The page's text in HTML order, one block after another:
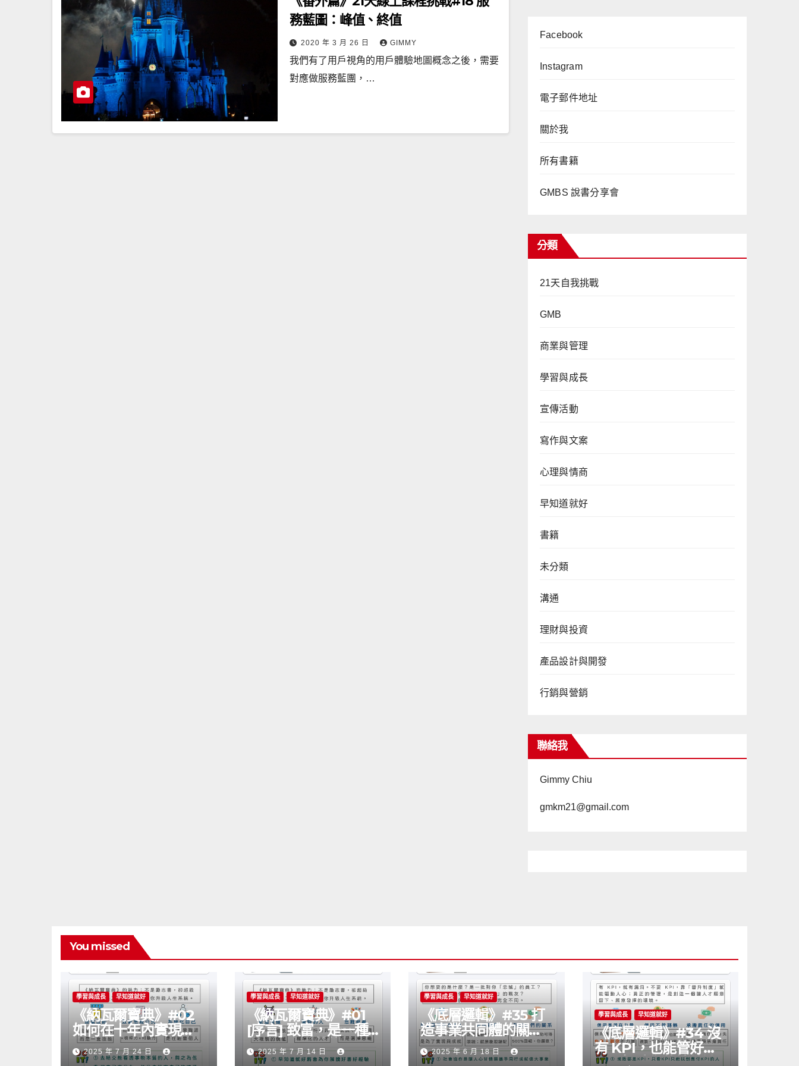
務藍圖：峰值、終值
2020 年 3 月 26 日 GIMMY
我們有了用戶視角的用戶體驗地圖概念之後，需要
對應做服務藍團，…
Facebook
Instagram
電子郵件地址
關於我
所有書籍
GMBS 說書分享會
分類
21天自我挑戰
GMB
商業與管理
學習與成長
宣傳活動
寫作與文案
心理與情商
早知道就好
書籍
未分類
溝通
理財與投資
產品設計與開發
行銷與營銷
聯絡我
Gimmy Chiu
gmkm21@gmail.com
You missed
學習與成長 早知道就好
《納瓦爾寶典》#02
如何在十年內實現自
主富有？
2025 年 7 月 24 日
學習與成長 早知道就好
《納瓦爾寶典》#01
[序言] 致富，是一種
可以學會的技能嗎？
2025 年 7 月 14 日
學習與成長 早知道就好
《底層邏輯》#35 打
造事業共同體的關鍵
思維
2025 年 6 月 18 日
學習與成長 早知道就好
《底層邏輯》#34 沒
有 KPI，也能管好公